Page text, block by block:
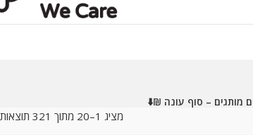
מותגים – סוף עונה ₪⬇️
מציג 1–20 מתוך 321 תוצאות